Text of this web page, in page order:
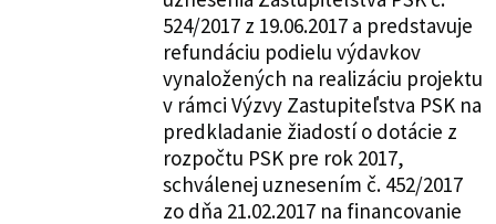
524/2017 z 19.06.2017 a predstavuje
refundáciu podielu výdavkov
vynaložených na realizáciu projektu
v rámci Výzvy Zastupiteľstva PSK na
predkladanie žiadostí o dotácie z
rozpočtu PSK pre rok 2017,
schválenej uznesením č. 452/2017
zo dňa 21.02.2017 na financovanie